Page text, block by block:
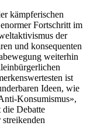
kämpferischen
Fortschritt im
der
und konsequenten
weiterhin
ist
Ideen, wie
Konsumismus»,
Debatte